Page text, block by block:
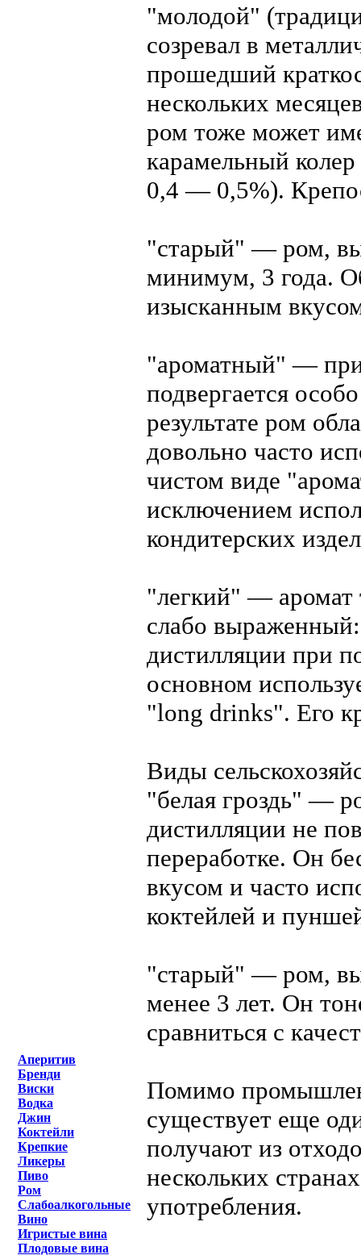
Аперитив
Бренди
Виски
Водка
Джин
Коктейли
Крепкие
Ликеры
Пиво
Ром
Слабоалкогольные
Вино
Игристые вина
Плодовые вина
"молодой"
созревал в
прошедший
нескольких
ром тоже может
карамельный
0,4 — 0,5%).
"старый" — ром,
минимум, 3 года.
изысканным
"ароматный" — при
подвергается
результате ром
довольно часто
чистом виде
исключением
кондитерских
"легкий" — аромат
слабо
дистилляции при
основном
"long drinks". Его
Виды
"белая гроздь" —
дистилляции не
переработке. Он
вкусом и часто
коктейлей и
"старый" — ром,
менее 3 лет. Он
сравниться с
Помимо
существует еще
получают из
нескольких
употребления.